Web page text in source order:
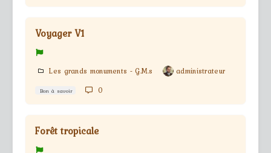
Voyager V1
Les grands monuments - G.M.s administrateur
Bon à savoir 0
Forêt tropicale